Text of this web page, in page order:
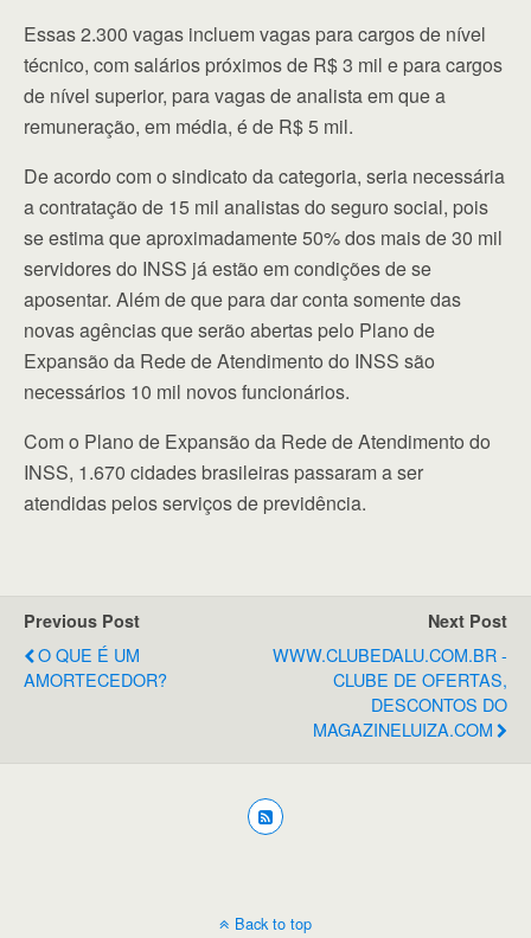
Essas 2.300 vagas incluem vagas para cargos de nível
técnico, com salários próximos de R$ 3 mil e para cargos
de nível superior, para vagas de analista em que a
remuneração, em média, é de R$ 5 mil.
De acordo com o sindicato da categoria, seria necessária
a contratação de 15 mil analistas do seguro social, pois
se estima que aproximadamente 50% dos mais de 30 mil
servidores do INSS já estão em condições de se
aposentar. Além de que para dar conta somente das
novas agências que serão abertas pelo Plano de
Expansão da Rede de Atendimento do INSS são
necessários 10 mil novos funcionários.
Com o Plano de Expansão da Rede de Atendimento do
INSS, 1.670 cidades brasileiras passaram a ser
atendidas pelos serviços de previdência.
Previous Post
O QUE É UM
AMORTECEDOR?
Next Post
WWW.CLUBEDALU.COM.BR -
CLUBE DE OFERTAS,
DESCONTOS DO
MAGAZINELUIZA.COM
Back to top